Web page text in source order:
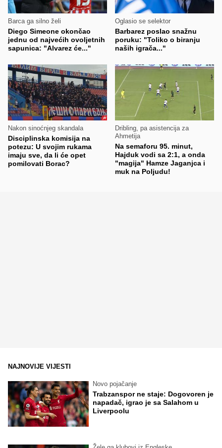
Barca ga silno želi
Diego Simeone okončao
jednu od najvećih ovoljetnih
sapunica: "Alvarez će..."
Oglasio se selektor
Barbarez poslao snažnu
poruku: "Toliko o biranju
naših igrača..."
Nakon sinoćnjeg skandala
Disciplinska komisija na
potezu: U svojim rukama
imaju sve, da li će opet
pomilovati Borac?
Dribling, pa asistencija za
Ahmetija
Na semaforu 95. minut,
Hajduk vodi sa 2:1, a onda
"magija" Hamze Jaganjca i
muk na Poljudu!
NAJNOVIJE VIJESTI
Novo pojačanje
Trabzanspor ne staje: Dogovoren je
napadač, igrao je sa Salahom u
Liverpoolu